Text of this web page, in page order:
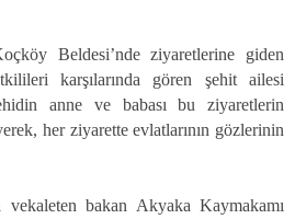
Beldesi’nde ziyaretlerine giden
karşılarında gören şehit ailesi
anne ve babası bu ziyaretlerin
her ziyarette evlatlarının gözlerinin
vekaleten bakan Akyaka Kaymakamı